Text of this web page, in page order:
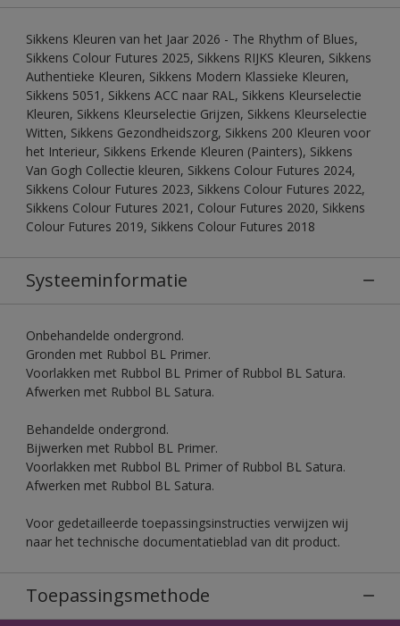
Sikkens Kleuren van het Jaar 2026 - The Rhythm of Blues,
Sikkens Colour Futures 2025, Sikkens RIJKS Kleuren, Sikkens
Authentieke Kleuren, Sikkens Modern Klassieke Kleuren,
Sikkens 5051, Sikkens ACC naar RAL, Sikkens Kleurselectie
Kleuren, Sikkens Kleurselectie Grijzen, Sikkens Kleurselectie
Witten, Sikkens Gezondheidszorg, Sikkens 200 Kleuren voor
het Interieur, Sikkens Erkende Kleuren (Painters), Sikkens
Van Gogh Collectie kleuren, Sikkens Colour Futures 2024,
Sikkens Colour Futures 2023, Sikkens Colour Futures 2022,
Sikkens Colour Futures 2021, Colour Futures 2020, Sikkens
Colour Futures 2019, Sikkens Colour Futures 2018
Systeeminformatie
Onbehandelde ondergrond.
Gronden met Rubbol BL Primer.
Voorlakken met Rubbol BL Primer of Rubbol BL Satura.
Afwerken met Rubbol BL Satura.
Behandelde ondergrond.
Bijwerken met Rubbol BL Primer.
Voorlakken met Rubbol BL Primer of Rubbol BL Satura.
Afwerken met Rubbol BL Satura.
Voor gedetailleerde toepassingsinstructies verwijzen wij
naar het technische documentatieblad van dit product.
Toepassingsmethode